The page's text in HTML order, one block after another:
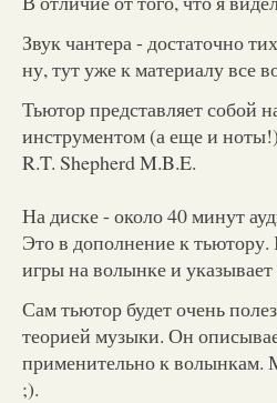
Звук чантера - достаточно
ну, тут уже к материалу все
Тьютор представляет собой
инструментом (а еще и
R.T. Shepherd M.B.E.
На диске - около 40 минут
Это в дополнение к
игры на волынке и
Сам тьютор будет очень
теорией музыки. Он
применительно к волынкам.
;).